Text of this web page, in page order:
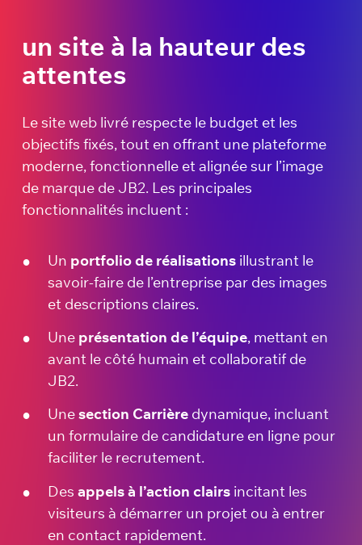
un site à la hauteur des
attentes
Le site web livré respecte le budget et les
objectifs fixés, tout en offrant une plateforme
moderne, fonctionnelle et alignée sur l’image
de marque de JB2. Les principales
fonctionnalités incluent :
Un portfolio de réalisations illustrant le
savoir-faire de l’entreprise par des images
et descriptions claires.
Une présentation de l’équipe, mettant en
avant le côté humain et collaboratif de
JB2.
Unesection Carrière dynamique, incluant
un formulaire de candidature en ligne pour
faciliter le recrutement.
Desappels à l’action clairs incitant les
visiteurs à démarrer un projet ou à entrer
en contact rapidement.